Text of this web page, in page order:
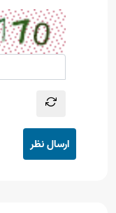
ارسال نظر